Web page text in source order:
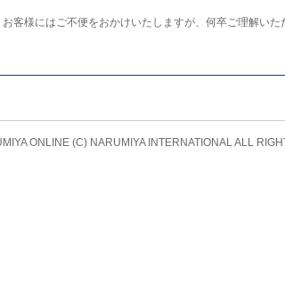
お客様にはご不便をおかけいたしますが、何卒ご理解いた